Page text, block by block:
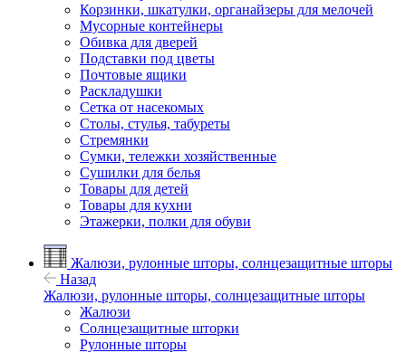
Корзинки, шкатулки, органайзеры для мелочей
Мусорные контейнеры
Обивка для дверей
Подставки под цветы
Почтовые ящики
Раскладушки
Сетка от насекомых
Столы, стулья, табуреты
Стремянки
Сумки, тележки хозяйственные
Сушилки для белья
Товары для детей
Товары для кухни
Этажерки, полки для обуви
Жалюзи, рулонные шторы, солнцезащитные шторы
Назад
Жалюзи, рулонные шторы, солнцезащитные шторы
Жалюзи
Солнцезащитные шторки
Рулонные шторы